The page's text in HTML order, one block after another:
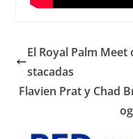
El Royal Palm
stacadas
Flavien Prat y Chad